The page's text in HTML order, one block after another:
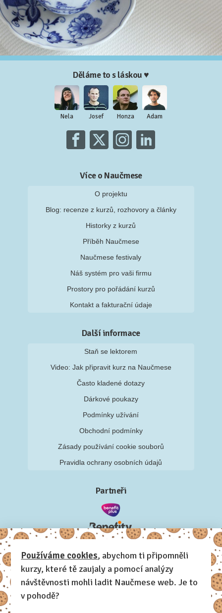
Děláme to s láskou ♥
Nela Josef Honza Adam
Více o Naučmese
O projektu
Blog: recenze z kurzů, rozhovory a články
Historky z kurzů
Příběh Naučmese
Naučmese festivaly
Náš systém pro vaši firmu
Prostory pro pořádání kurzů
Kontakt a fakturační údaje
Další informace
Staň se lektorem
Video: Jak připravit kurz na Naučmese
Často kladené dotazy
Dárkové poukazy
Podmínky užívání
Obchodní podmínky
Zásady používání cookie souborů
Pravidla ochrany osobních údajů
Partneři
Používáme cookies, abychom ti připomněli
kurzy, které tě zaujaly a pomocí analýzy
návštěvnosti mohli ladit Naučmese web. Je to
v pohodě?